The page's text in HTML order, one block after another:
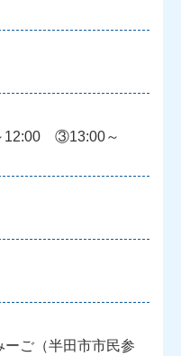
③13:00～
ーご（半田市市民参